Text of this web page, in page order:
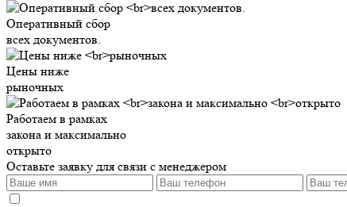
Оперативный сбор
всех документов.
Цены ниже
рыночных
Работаем в рамках
закона и максимально
открыто
Оставьте заявку для связи с менеджером